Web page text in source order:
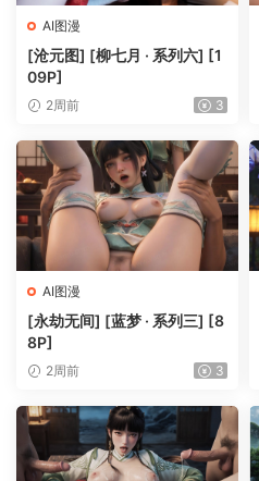
AI图漫
[沧元图] [柳七月 · 系列六] [1
09P]
2周前 3
AI图漫
[永劫无间] [蓝梦 · 系列三] [8
8P]
2周前 3